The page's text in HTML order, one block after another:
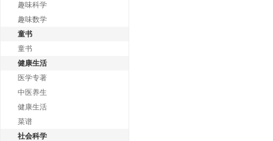
趣味科学
趣味数学
童书
童书
健康生活
医学专著
中医养生
健康生活
菜谱
社会科学